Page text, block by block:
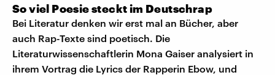
So viel Poesie steckt im Deutschrap
Bei Literatur denken wir erst mal an Bücher, aber
auch Rap-Texte sind poetisch. Die
Literaturwissenschaftlerin Mona Gaiser analysiert in
ihrem Vortrag die Lyrics der Rapperin Ebow, und